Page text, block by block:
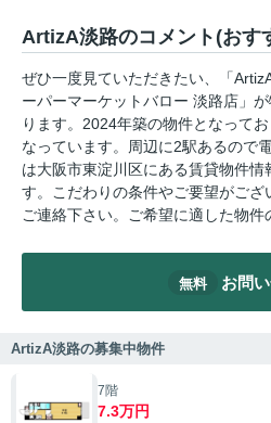
ArtizA淡路のコメント(おす
ぜひ一度見ていただきたい、「
ーパーマーケットバロー 淡路店」
ります。2024年築の物件となって
なっています。周辺に2駅あるので
は大阪市東淀川区にある賃貸物件情
す。こだわりの条件やご要望がご
ご連絡下さい。ご希望に適した物件
無料 お問
ArtizA淡路の募集中物件
7階
7.3万円